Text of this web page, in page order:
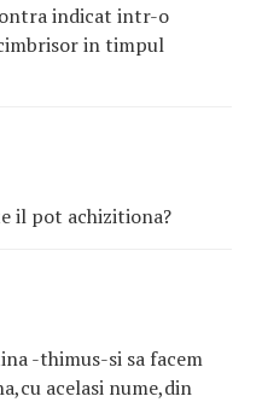
indicat intr-o
in timpul
il pot achizitiona?
-thimus-si sa facem
acelasi nume,din